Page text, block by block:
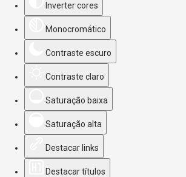
Inverter cores
Monocromático
Contraste escuro
Contraste claro
Saturação baixa
Saturação alta
Destacar links
Destacar títulos